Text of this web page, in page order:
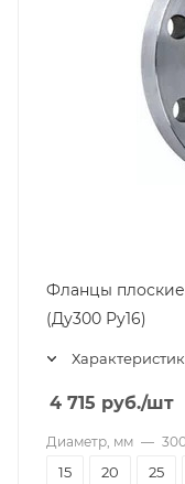
Фланцы плоские
(Ду300 Ру16)
4 715 руб./шт
Диаметр, мм —
15 20 25